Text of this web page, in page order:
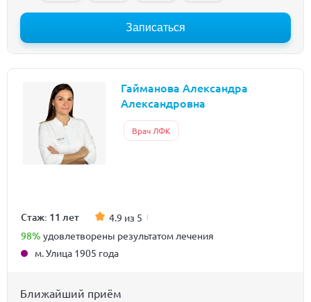
Записаться
Гайманова Александра
Александровна
Врач ЛФК
Стаж: 11 лет 4.9 из 5
98% удовлетворены результатом лечения
м. Улица 1905 года
Ближайший приём